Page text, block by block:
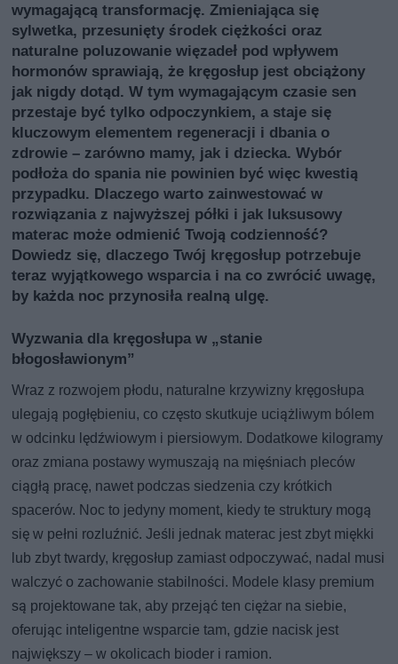
wymagającą transformację. Zmieniająca się
sylwetka, przesunięty środek ciężkości oraz
naturalne poluzowanie więzadeł pod wpływem
hormonów sprawiają, że kręgosłup jest obciążony
jak nigdy dotąd. W tym wymagającym czasie sen
przestaje być tylko odpoczynkiem, a staje się
kluczowym elementem regeneracji i dbania o
zdrowie – zarówno mamy, jak i dziecka. Wybór
podłoża do spania nie powinien być więc kwestią
przypadku. Dlaczego warto zainwestować w
rozwiązania z najwyższej półki i jak luksusowy
materac może odmienić Twoją codzienność?
Dowiedz się, dlaczego Twój kręgosłup potrzebuje
teraz wyjątkowego wsparcia i na co zwrócić uwagę,
by każda noc przynosiła realną ulgę.
Wyzwania dla kręgosłupa w „stanie
błogosławionym”
Wraz z rozwojem płodu, naturalne krzywizny kręgosłupa
ulegają pogłębieniu, co często skutkuje uciążliwym bólem
w odcinku lędźwiowym i piersiowym. Dodatkowe kilogramy
oraz zmiana postawy wymuszają na mięśniach pleców
ciągłą pracę, nawet podczas siedzenia czy krótkich
spacerów. Noc to jedyny moment, kiedy te struktury mogą
się w pełni rozluźnić. Jeśli jednak materac jest zbyt miękki
lub zbyt twardy, kręgosłup zamiast odpoczywać, nadal musi
walczyć o zachowanie stabilności. Modele klasy premium
są projektowane tak, aby przejąć ten ciężar na siebie,
oferując inteligentne wsparcie tam, gdzie nacisk jest
największy – w okolicach bioder i ramion.